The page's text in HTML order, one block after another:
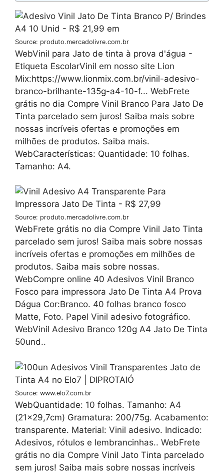
Source: produto.mercadolivre.com.br
WebVinil para Jato de tinta à prova d'água -
Etiqueta EscolarVinil em nosso site Lion
Mix:https://www.lionmix.com.br/vinil-adesivo-
branco-brilhante-135g-a4-10-f... WebFrete
grátis no dia Compre Vinil Branco Para Jato De
Tinta parcelado sem juros! Saiba mais sobre
nossas incríveis ofertas e promoções em
milhões de produtos. Saiba mais.
WebCaracterísticas: Quantidade: 10 folhas.
Tamanho: A4.
Source: produto.mercadolivre.com.br
WebFrete grátis no dia Compre Vinil Jato Tinta
parcelado sem juros! Saiba mais sobre nossas
incríveis ofertas e promoções em milhões de
produtos. Saiba mais sobre nossas.
WebCompre online 40 Adesivos Vinil Branco
Fosco para impressora Jato De Tinta A4 Prova
Dágua Cor:Branco. 40 folhas branco fosco
Matte, Foto. Papel Vinil adesivo fotográfico.
WebVinil Adesivo Branco 120g A4 Jato De Tinta
50und..
Source: www.elo7.com.br
WebQuantidade: 10 folhas. Tamanho: A4
(21×29,7cm) Gramatura: 200/75g. Acabamento:
transparente. Material: Vinil adesivo. Indicado:
Adesivos, rótulos e lembrancinhas.. WebFrete
grátis no dia Compre Vinil Jato Tinta parcelado
sem juros! Saiba mais sobre nossas incríveis